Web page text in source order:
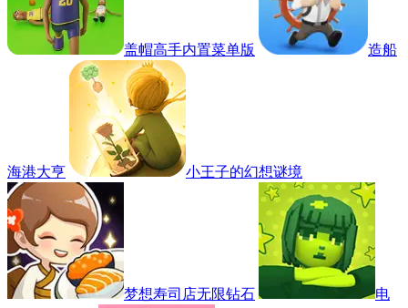
盖帽高手内置菜单版 造船
海港大亨 小王子的幻想谜境
梦想寿司店无限钻石 电